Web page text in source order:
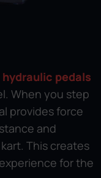
hydraulic pedals
When you step
provides force
and
This creates
for the